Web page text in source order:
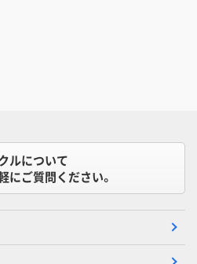
ルについて
にご質問ください。